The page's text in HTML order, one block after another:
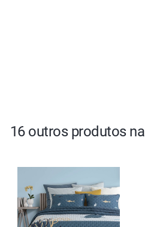
16 outros produtos